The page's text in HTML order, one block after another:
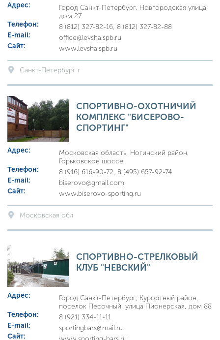
Адрес:
Город Санкт-Петербург, Новгородская улица,
дом 27
Телефон:
8 (812) 327-82-16, 8 (812) 327-82-88
E-mail:
office@levsha.spb.ru
Сайт:
www.levsha.spb.ru
Санкт-Петербург г
СПОРТИВНО-ОХОТНИЧИЙ
КОМПЛЕКС "БИСЕРОВО-
СПОРТИНГ"
Адрес:
Московская область, Ногинский район,
Горьковское шоссе
Телефон:
8 (916) 616-90-72, 8 (495) 657-92-74
E-mail:
biserovo@gmail.com
Сайт:
www.biserovo-sporting.ru
Московская обл
СПОРТИВНО-СТРЕЛКОВЫЙ
КЛУБ "НЕВСКИЙ"
Адрес:
Город Санкт-Петербург, Курортный район,
поселок Песочный, улица Пионерская, дом 88
Телефон:
8 (921) 334-11-11
E-mail:
sportingbars@mail.ru
Сайт: